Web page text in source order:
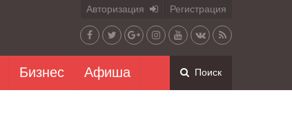
Авторизация Регистрация
Бизнес Афиша Поиск